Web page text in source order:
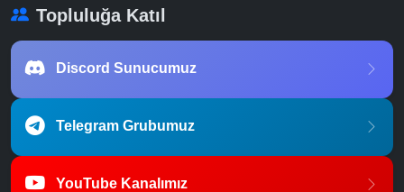
Topluluğa Katıl
Discord Sunucumuz
Telegram Grubumuz
YouTube Kanalımız